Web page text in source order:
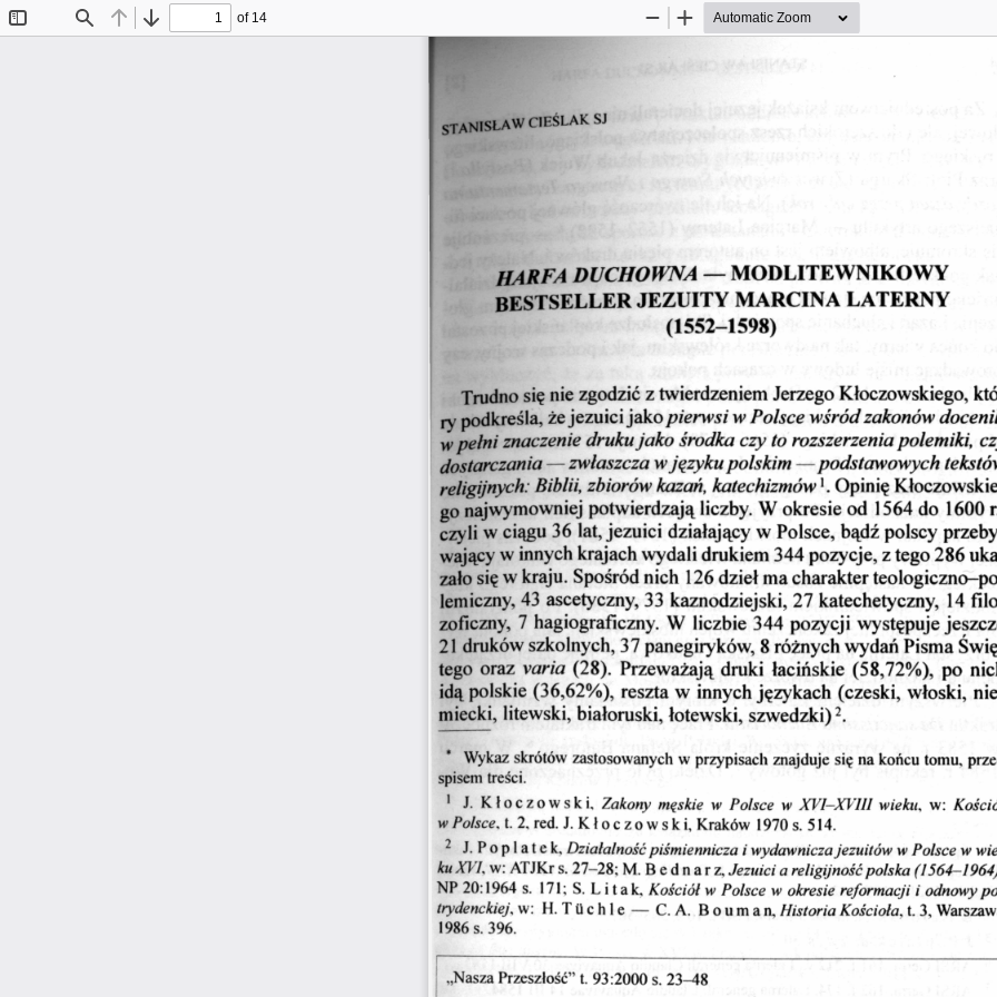
Find Previous
Next
of 14
Zoom
Zoom
STANISŁAW CIEŚLAK  SJ
HARFA DUCHOWNA — MODLITEWNIKOWY
BESTSELLER JEZUITY MARCINA LATERNY
(1552-1598)
Trudno się nie zgodzić z twierdzeniem Jerzego Kłoczowskiego,
ry podkreśla, że jezuici jako pierwsi w Polsce wśród zakonów
w pełni znaczenie druku jako środka czy to rozszerzenia polemiki,
dostarczania— zwłaszcza w języku polskim — podstawowych
religijnych: Biblii, zbiorów kazań, katechizmówx. Opinię
go najwymowniej  potwierdzają liczby. W okresie od  1564 do  1600
czyli w ciągu 36  lat, jezuici działający w Polsce,  bądź polscy
wający w innych krajach wydali drukiem 344 pozycje, z tego 286
zało się w kraju.  Spośród nich  126 dzieł ma charakter teologiczno-
lemiczny, 43  ascetyczny, 33  kaznodziejski, 27 katechetyczny,  14
zoficzny,  7  hagiograficzny.  W  liczbie  344  pozycji  występuje
21  druków szkolnych, 37 panegiryków,  8 różnych wydań Pisma
tego  oraz varia
(28).  Przeważają  druki  łacińskie  (58,72%),  po
idą polskie  (36,62%),  reszta w  innych językach  (czeski,  włoski,
miecki,  litewski, białoruski, łotewski,  szwedzki)2.
Wykaz skrótów zastosowanych w przypisach znajduje się na końcu tomu,
spisem treści.
1  J. Kłoczowski, Zakony  męskie  w  Polsce  w XVI—XVIII wieku ,  w:
w Polsce, t. 2, red. J. Kłoczowski, Kraków  1970 s. 514.
2
J.Poplatek, Działalność piśmiennicza i wydawnicza jezuitów w Polsce w
ku XVI, w: ATJKr s. 27-28; M. B e d n a r z, Jezuici a religijność polska (1564-
NP 20:1964 s.  171;  S.  L i tak. Kościół w Polsce w okresie reformacji i
trydenckiej, w:  H. Tüchle — C. A. Bouman, Historia Kościoła , t. 3,
1986 s. 396.
„Nasza Przeszłość” t. 93:2000 s. 23-48